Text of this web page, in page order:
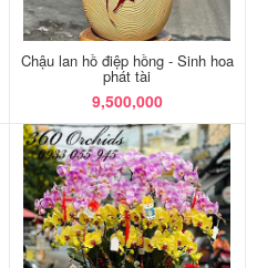
Chậu lan hồ điệp hồng - Sinh hoa
phát tài
9,500,000